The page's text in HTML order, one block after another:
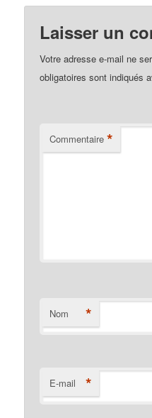
Laisser un
Votre adresse e-mail ne
obligatoires sont indiqués
Commentaire *
Nom *
E-mail *